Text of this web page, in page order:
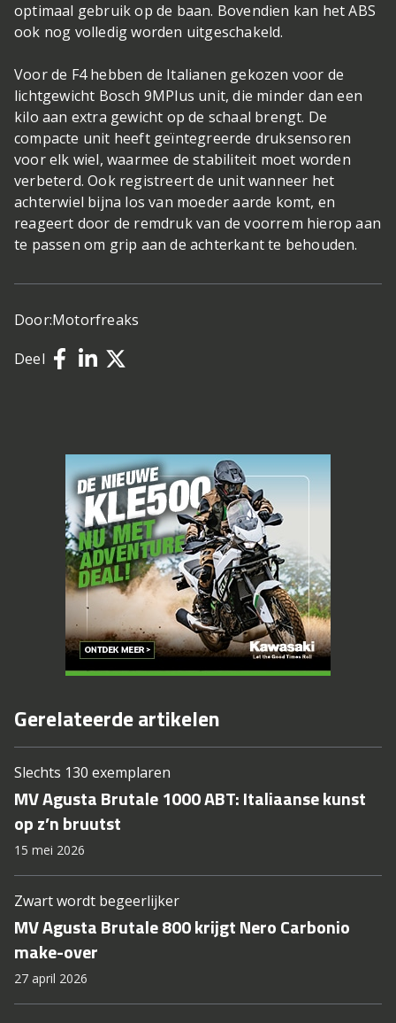
optimaal gebruik op de baan. Bovendien kan het ABS
ook nog volledig worden uitgeschakeld.
Voor de F4 hebben de Italianen gekozen voor de
lichtgewicht Bosch 9MPlus unit, die minder dan een
kilo aan extra gewicht op de schaal brengt. De
compacte unit heeft geïntegreerde druksensoren
voor elk wiel, waarmee de stabiliteit moet worden
verbeterd. Ook registreert de unit wanneer het
achterwiel bijna los van moeder aarde komt, en
reageert door de remdruk van de voorrem hierop aan
te passen om grip aan de achterkant te behouden.
Door:Motorfreaks
Deel
Gerelateerde artikelen
Slechts 130 exemplaren
MV Agusta Brutale 1000 ABT: Italiaanse kunst
op z’n bruutst
15 mei 2026
Zwart wordt begeerlijker
MV Agusta Brutale 800 krijgt Nero Carbonio
make-over
27 april 2026